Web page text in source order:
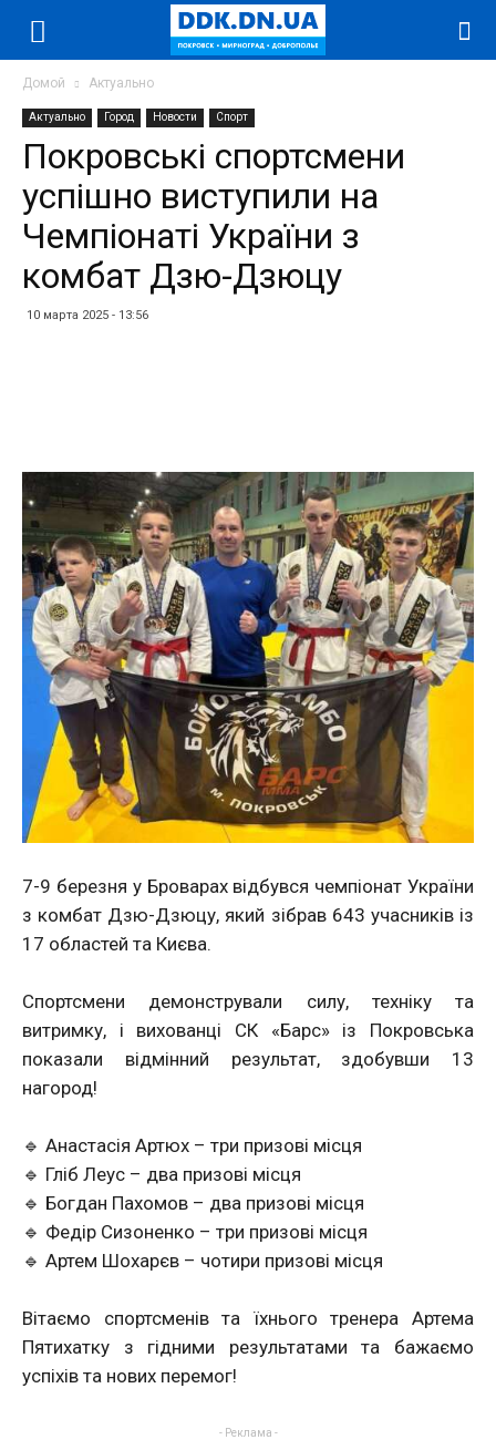
Домой Актуально
Актуально Город Новости Спорт
Покровські спортсмени
успішно виступили на
Чемпіонаті України з
комбат Дзю-Дзюцу
10 марта 2025 - 13:56
7-9 березня у Броварах відбувся чемпіонат України
з комбат Дзю-Дзюцу, який зібрав 643 учасників із
17 областей та Києва.
Спортсмени демонстрували силу, техніку та
витримку, і вихованці СК «Барс» із Покровська
показали відмінний результат, здобувши 13
нагород!
🔹 Анастасія Артюх – три призові місця
🔹 Гліб Леус – два призові місця
🔹 Богдан Пахомов – два призові місця
🔹 Федір Сизоненко – три призові місця
🔹 Артем Шохарєв – чотири призові місця
Вітаємо спортсменів та їхнього тренера Артема
Пятихатку з гідними результатами та бажаємо
успіхів та нових перемог!
- Реклама -